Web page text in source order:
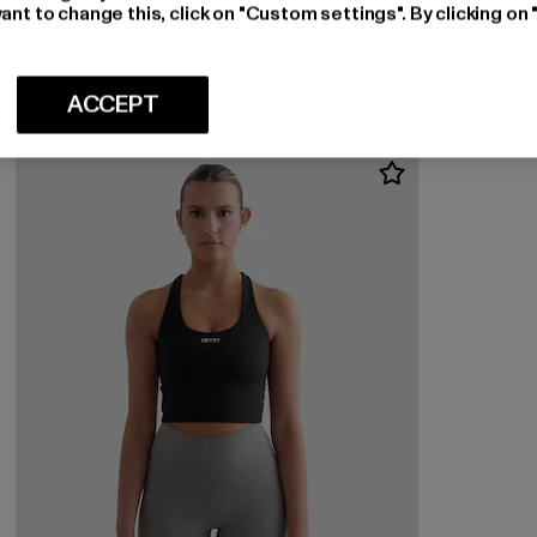
Sense Contour Singlet
to change this, click on "Custom settings". By clicking
ACCEPT